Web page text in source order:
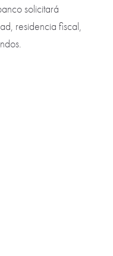
solicitará
residencia fiscal,